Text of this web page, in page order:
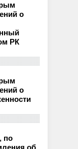
о
РК
о
по
об